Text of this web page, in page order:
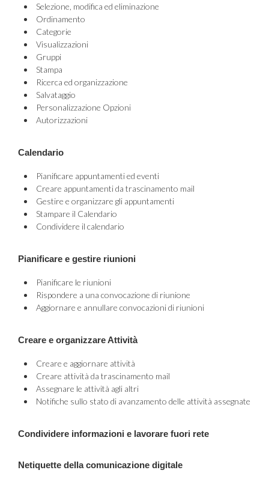
Selezione, modifica ed eliminazione
Ordinamento
Categorie
Visualizzazioni
Gruppi
Stampa
Ricerca ed organizzazione
Salvataggio
Personalizzazione Opzioni
Autorizzazioni
Calendario
Pianificare appuntamenti ed eventi
Creare appuntamenti da trascinamento mail
Gestire e organizzare gli appuntamenti
Stampare il Calendario
Condividere il calendario
Pianificare e gestire riunioni
Pianificare le riunioni
Rispondere a una convocazione di riunione
Aggiornare e annullare convocazioni di riunioni
Creare e organizzare Attività
Creare e aggiornare attività
Creare attività da trascinamento mail
Assegnare le attività agli altri
Notifiche sullo stato di avanzamento delle attività assegnate
Condividere informazioni e lavorare fuori rete
Netiquette della comunicazione digitale